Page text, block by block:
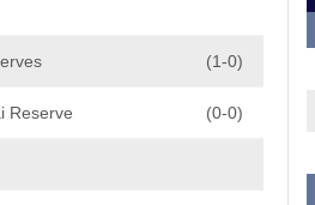
(1-0)
Reserve (0-0)